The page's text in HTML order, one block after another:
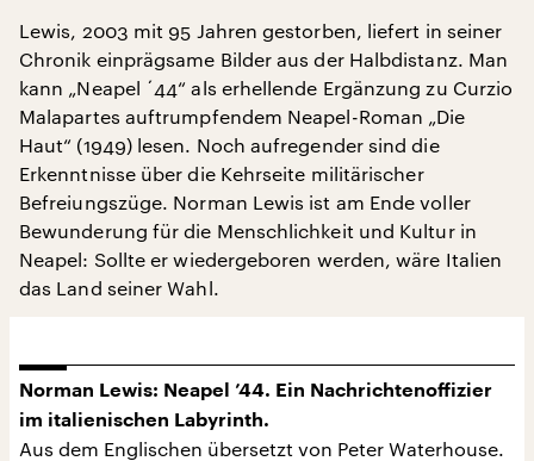
Lewis, 2003 mit 95 Jahren gestorben, liefert in seiner
Chronik einprägsame Bilder aus der Halbdistanz. Man
kann „Neapel ´44“ als erhellende Ergänzung zu Curzio
Malapartes auftrumpfendem Neapel-Roman „Die
Haut“ (1949) lesen. Noch aufregender sind die
Erkenntnisse über die Kehrseite militärischer
Befreiungszüge. Norman Lewis ist am Ende voller
Bewunderung für die Menschlichkeit und Kultur in
Neapel: Sollte er wiedergeboren werden, wäre Italien
das Land seiner Wahl.
Norman Lewis: Neapel ’44. Ein Nachrichtenoffizier
im italienischen Labyrinth.
Aus dem Englischen übersetzt von Peter Waterhouse.